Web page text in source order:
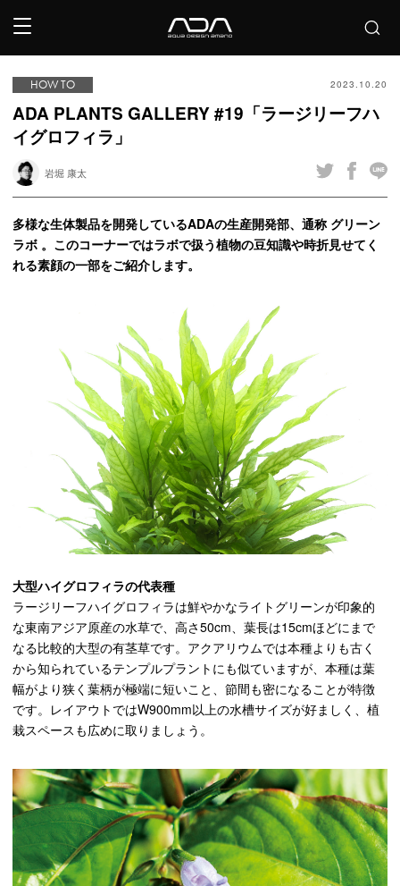
HOW TO 2023.10.20
ADA PLANTS GALLERY #19「ラージリーフハ
イグロフィラ」
岩堀 康太
多様な生体製品を開発しているADAの生産開発部、通称 グリーン
ラボ 。このコーナーではラボで扱う植物の豆知識や時折見せてく
れる素顔の一部をご紹介します。
大型ハイグロフィラの代表種
ラージリーフハイグロフィラは鮮やかなライトグリーンが印象的
な東南アジア原産の水草で、高さ50cm、葉長は15cmほどにまで
なる比較的大型の有茎草です。アクアリウムでは本種よりも古く
から知られているテンプルプラントにも似ていますが、本種は葉
幅がより狭く葉柄が極端に短いこと、節間も密になることが特徴
です。レイアウトではW900mm以上の水槽サイズが好ましく、植
栽スペースも広めに取りましょう。